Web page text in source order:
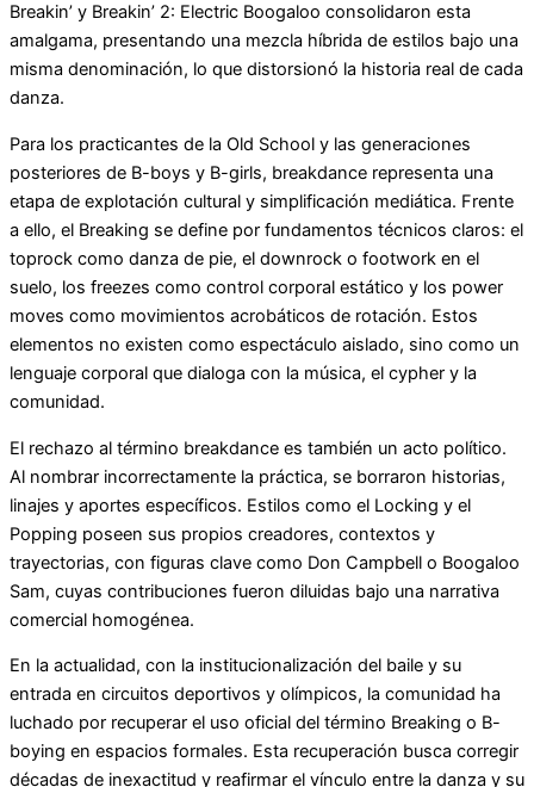
Breakin’ y Breakin’ 2: Electric Boogaloo consolidaron esta
amalgama, presentando una mezcla híbrida de estilos bajo una
misma denominación, lo que distorsionó la historia real de cada
danza.
Para los practicantes de la Old School y las generaciones
posteriores de B-boys y B-girls, breakdance representa una
etapa de explotación cultural y simplificación mediática. Frente
a ello, el Breaking se define por fundamentos técnicos claros: el
toprock como danza de pie, el downrock o footwork en el
suelo, los freezes como control corporal estático y los power
moves como movimientos acrobáticos de rotación. Estos
elementos no existen como espectáculo aislado, sino como un
lenguaje corporal que dialoga con la música, el cypher y la
comunidad.
El rechazo al término breakdance es también un acto político.
Al nombrar incorrectamente la práctica, se borraron historias,
linajes y aportes específicos. Estilos como el Locking y el
Popping poseen sus propios creadores, contextos y
trayectorias, con figuras clave como Don Campbell o Boogaloo
Sam, cuyas contribuciones fueron diluidas bajo una narrativa
comercial homogénea.
En la actualidad, con la institucionalización del baile y su
entrada en circuitos deportivos y olímpicos, la comunidad ha
luchado por recuperar el uso oficial del término Breaking o B-
boying en espacios formales. Esta recuperación busca corregir
décadas de inexactitud y reafirmar el vínculo entre la danza y su